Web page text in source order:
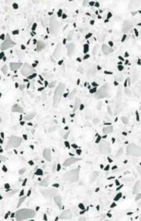
Studio-62